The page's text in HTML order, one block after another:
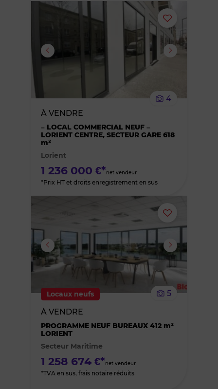
Ajouter
ou
des
4
À VENDRE
– LOCAL COMMERCIAL NEUF –
LORIENT CENTRE, SECTEUR GARE 618
m²
Lorient
1 236 000 €*net vendeur
*Prix HT et droits enregistrement en sus
Ajouter
supprimer
le
des
Locaux neufs
5
À VENDRE
PROGRAMME NEUF BUREAUX 412 m²
LORIENT
Secteur Maritime
1 258 674 €*net vendeur
*TVA en sus, frais notaire réduits